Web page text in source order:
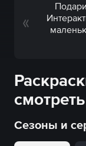
Сезоны и